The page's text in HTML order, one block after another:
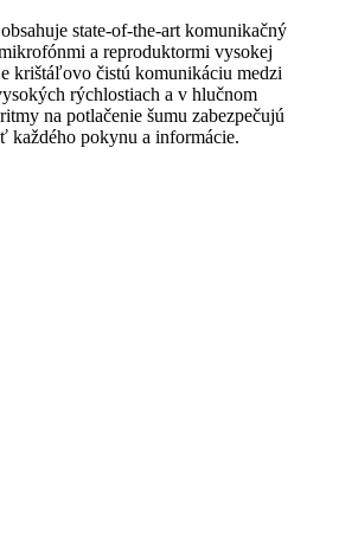
state-of-the-art komunikačný
a reproduktormi vysokej
krištáľovo čistú komunikáciu medzi
rýchlostiach a v hlučnom
na potlačenie šumu zabezpečujú
každého pokynu a informácie.